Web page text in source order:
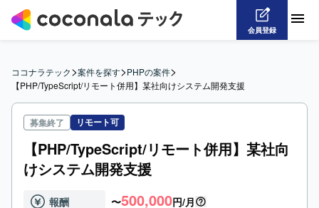
会員登録
ココナラテック>案件を探す>PHPの案件>
【PHP/TypeScript/リモート併用】某社向けシステム開発支援
募集終了 リモート可
【PHP/TypeScript/リモート併用】某社向
けシステム開発支援
報酬 〜500,000円/月